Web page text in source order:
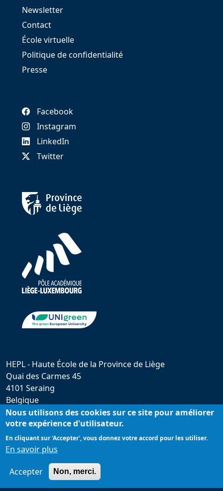
Newsletter
Contact
École virtuelle
Politique de confidentialité
Presse
Facebook
Instagram
LinkedIn
Twitter
HEPL - Haute École de la Province de Liège
Quai des Carmes 45
4101 Seraing
Belgique
hepl@provincedeliege.be
+32 (0)4 279 55 20
Nous utilisons des cookies sur ce site pour améliorer
votre expérience d'utilisateur.
En cliquant sur 'Accepter', vous donnez votre accord pour les utiliser.
En savoir plus
Accepter Non, merci.